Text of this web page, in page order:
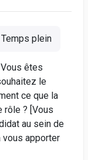
Temps plein
êtes
le
ce que la
rôle ? [Vous
au sein de
vous apporter